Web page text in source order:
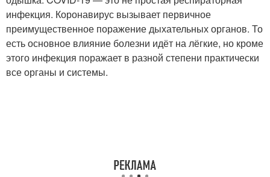
инфекция. Коронавирус вызывает первичное
преимущественное поражение дыхательных органов. То
есть основное влияние болезни идёт на лёгкие, но кроме
этого инфекция поражает в разной степени практически
все органы и системы.